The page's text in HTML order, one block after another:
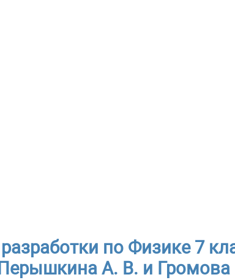
по Физике 7
Перышкина А. В. и Громова